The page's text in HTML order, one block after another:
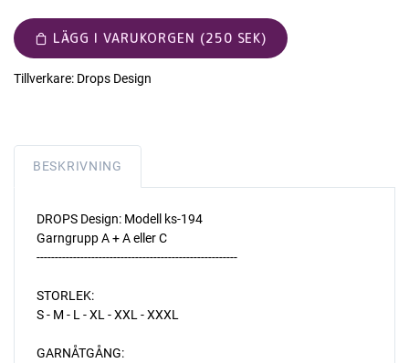
LÄGG I VARUKORGEN (250 SEK)
Tillverkare: Drops Design
BESKRIVNING
DROPS Design: Modell ks-194
Garngrupp A + A eller C
-------------------------------------------------------
STORLEK:
S - M - L - XL - XXL - XXXL
GARNÅTGÅNG: